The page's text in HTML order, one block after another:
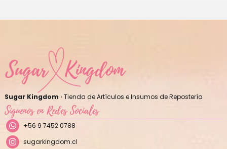
Sugar Kingdom · Tienda de Artículos e Insumos de Repostería
Síguenos en Redes Sociales
+56 9 7452 0788
sugarkingdom.cl